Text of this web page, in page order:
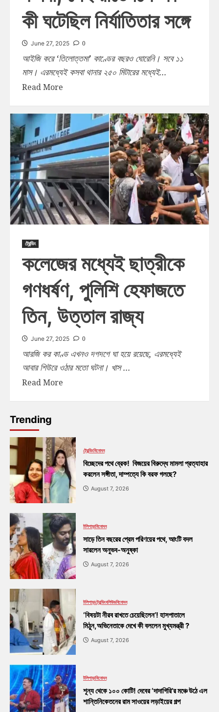
কী ঘটেছিল নির্যাতিতার সঙ্গে
June 27, 2025 0
আইজি করে ‘তিলোত্তমা’ কাণ্ডের বছরও ঘোরেনি। সবে ১১
মাস। এরমধ্যেই কসবা থানার ২৫০ মিটারের মধ্যেই...
Read More
ট্রেন্ডিং
কলেজের মধ্যেই ছাত্রীকে
গণধর্ষণ, পুলিশি হেফাজতে
তিন, উত্তাল রাজ্য
June 27, 2025 0
আরজি কর কাণ্ড এখনও দগদগে ঘা হয়ে রয়েছে, এরমধ্যেই
আবার শিউরে ওঠার মতো ঘটনা। খাস ...
Read More
Trending
ট্রেন্ডিংবিনোদন
বিচ্ছেদের পথে ব্রেক! বিজয়ের বিরুদ্ধে মামলা প্রত্যাহার
করলেন সঙ্গীতা, দাম্পত্যে কি বরফ গলছে?
August 7, 2026
টলিপাড়াবিনোদন
সাড়ে তিন বছরের প্রেম পরিণয়ের পথে, আংটি বদল
সারলেন অনুভব-অনুষ্কা
August 7, 2026
টলিপাড়াট্রেন্ডিংবলিউডবিনোদন
‘বিষয়টা নীরব রাখতে চেয়েছিলেন’! হাসপাতালে
মিঠুন,অভিনেতাকে দেখে কী বললেন মুখ্যমন্ত্রী ?
August 7, 2026
টলিপাড়াবিনোদন
শূন্য থেকে ১০০ কোটি! দেবের ‘দাদাগিরি’র মঞ্চে উঠে এল
শান্তিনিকেতনের রাম সাওয়ের লড়াইয়ের গল্প